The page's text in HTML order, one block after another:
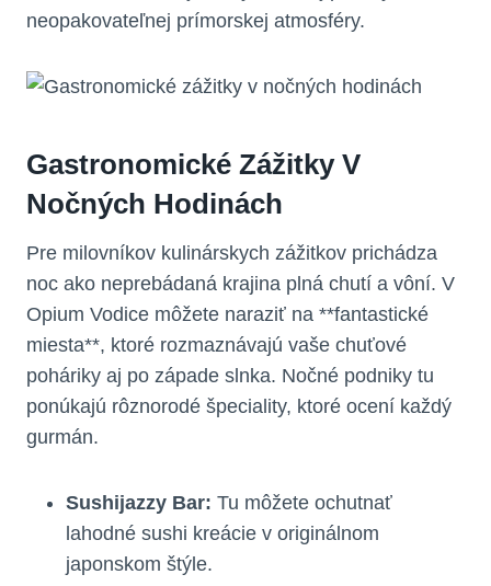
neopakovateľnej prímorskej atmosféry.
Gastronomické Zážitky V
Nočných Hodinách
Pre milovníkov kulinárskych zážitkov prichádza
noc ako neprebádaná krajina plná chutí a vôní. V
Opium Vodice môžete naraziť na **fantastické
miesta**, ktoré rozmaznávajú vaše chuťové
poháriky aj po západe slnka. Nočné podniky tu
ponúkajú rôznorodé špeciality, ktoré ocení každý
gurmán.
Sushijazzy Bar: Tu môžete ochutnať
lahodné sushi kreácie v originálnom
japonskom štýle.